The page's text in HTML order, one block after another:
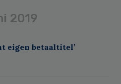
2019
eigen betaaltitel’